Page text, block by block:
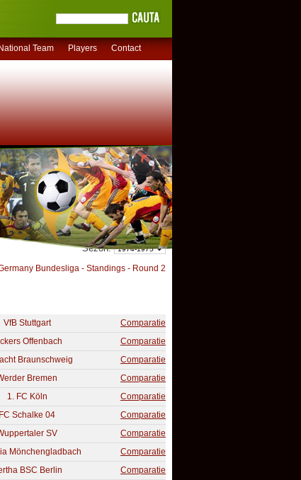
National Team Players Contact
Sezon:
Bundesliga - Standings - Round 2
VfB Stuttgart
Comparatie
Offenbach
Comparatie
Braunschweig
Comparatie
Bremen
Comparatie
1. FC Köln
Comparatie
FC Schalke 04
Comparatie
SV
Comparatie
Mönchengladbach
Comparatie
BSC Berlin Comparatie